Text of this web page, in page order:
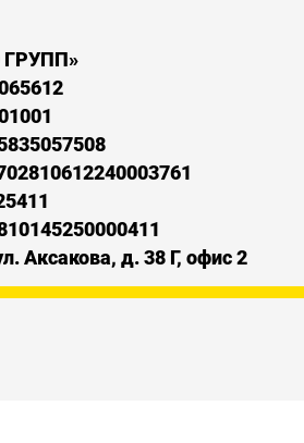
ГРУПП»
Аксакова, д. 38 Г, офис 2